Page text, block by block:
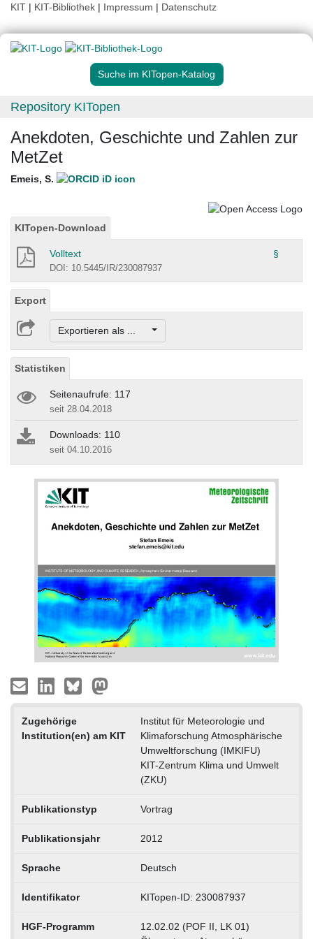
KIT | KIT-Bibliothek | Impressum | Datenschutz
Suche im KITopen-Katalog
Repository KITopen
Anekdoten, Geschichte und Zahlen zur
MetZet
Emeis, S.
KITopen-Download
Volltext §
DOI: 10.5445/IR/230087937
Export
Exportieren als ...
Statistiken
Seitenaufrufe: 117
seit 28.04.2018
Downloads: 110
seit 04.10.2016
Zugehörige
Institution(en) am KIT
Institut für Meteorologie und
Klimaforschung Atmosphärische
Umweltforschung (IMKIFU)
KIT-Zentrum Klima und Umwelt
(ZKU)
Publikationstyp Vortrag
Publikationsjahr 2012
Sprache Deutsch
Identifikator KITopen-ID: 230087937
HGF-Programm
12.02.02 (POF II, LK 01)